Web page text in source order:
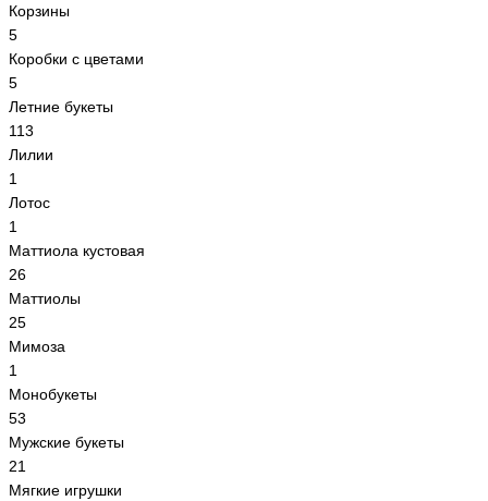
Корзины
5
Коробки с цветами
5
Летние букеты
113
Лилии
1
Лотос
1
Маттиола кустовая
26
Маттиолы
25
Мимоза
1
Монобукеты
53
Мужские букеты
21
Мягкие игрушки